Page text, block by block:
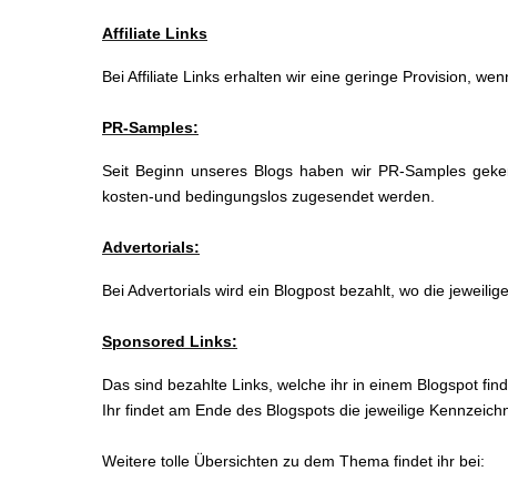
Affiliate Links
Bei Affiliate Links erhalten wir eine geringe Provision,
PR-Samples:
Seit Beginn unseres Blogs haben wir PR-Samples
kosten-und bedingungslos zugesendet werden.
Advertorials:
Bei Advertorials wird ein Blogpost bezahlt, wo die
Sponsored Links:
Das sind bezahlte Links, welche ihr in einem Blogspot
Ihr findet am Ende des Blogspots die jeweilige
Weitere tolle Übersichten zu dem Thema findet ihr bei: